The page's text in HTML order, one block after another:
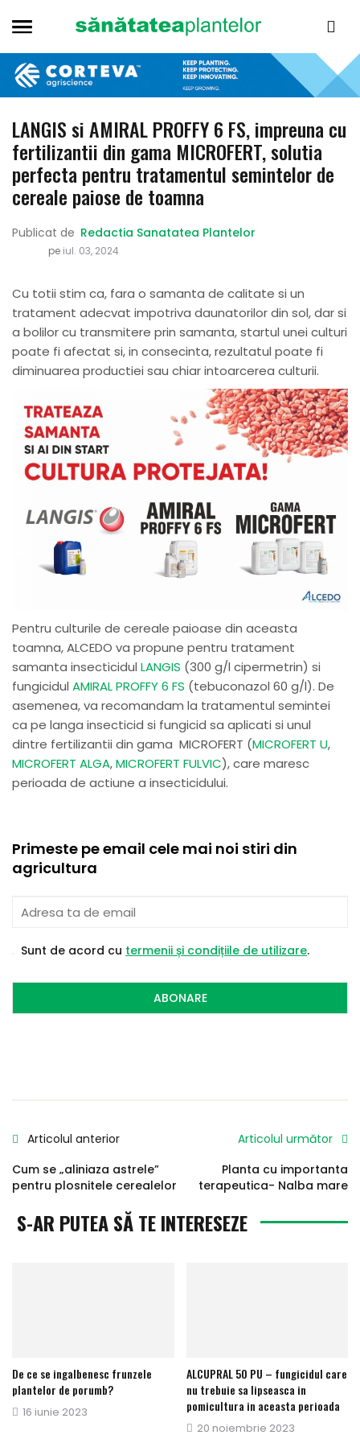
LANGIS si AMIRAL PROFFY 6 FS, impreuna cu
fertilizantii din gama MICROFERT, solutia
perfecta pentru tratamentul semintelor de
cereale paiose de toamna
Publicat de Redactia Sanatatea Plantelor
pe iul. 03, 2024
Cu totii stim ca, fara o samanta de calitate si un
tratament adecvat impotriva daunatorilor din sol, dar si
a bolilor cu transmitere prin samanta, startul unei culturi
poate fi afectat si, in consecinta, rezultatul poate fi
diminuarea productiei sau chiar intoarcerea culturii.
Pentru culturile de cereale paioase din aceasta
toamna, ALCEDO va propune pentru tratament
samanta insecticidul LANGIS (300 g/l cipermetrin) si
fungicidul AMIRAL PROFFY 6 FS (tebuconazol 60 g/l). De
asemenea, va recomandam la tratamentul semintei
ca pe langa insecticid si fungicid sa aplicati si unul
dintre fertilizantii din gama MICROFERT (MICROFERT U,
MICROFERT ALGA,MICROFERT FULVIC), care maresc
perioada de actiune a insecticidului.
Primeste pe email cele mai noi stiri din
agricultura
Sunt de acord cu termenii și condițiile de utilizare.
ABONARE
Articolul anterior
Cum se „aliniaza astrele”
pentru plosnitele cerealelor
Articolul următor
Planta cu importanta
terapeutica- Nalba mare
S-AR PUTEA SĂ TE INTERESEZE
De ce se ingalbenesc frunzele
plantelor de porumb?
Publicat
16 iunie 2023
ALCUPRAL 50 PU – fungicidul care
nu trebuie sa lipseasca in
pomicultura in aceasta perioada
Publicat
20 noiembrie 2023